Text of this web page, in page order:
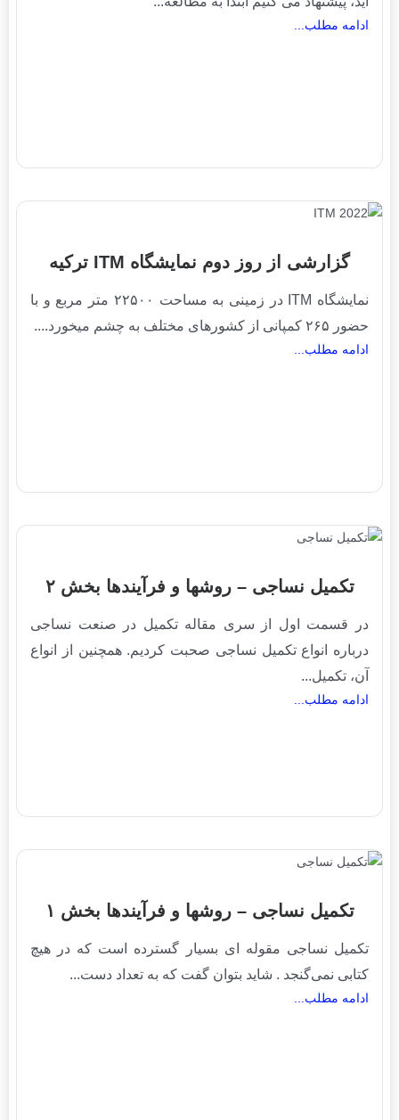
ادامه مطلب...
گزارشی از روز دوم نمایشگاه ITM ترکیه
نمایشگاه ITM در زمینی به مساحت ۲۲۵۰۰ متر مربع و با
حضور ۲۶۵ کمپانی از کشورهای مختلف به چشم میخورد....
ادامه مطلب...
تکمیل نساجی – روشها و فرآیندها بخش ۲
در قسمت اول از سری مقاله تکمیل در صنعت نساجی
درباره انواع تکمیل نساجی صحبت کردیم. همچنین از انواع
آن، تکمیل...
ادامه مطلب...
تکمیل نساجی – روشها و فرآیندها بخش ۱
تکمیل نساجی مقوله ای بسیار گسترده است که در هیچ
کتابی نمی‌گنجد . شاید بتوان گفت که به تعداد دست...
ادامه مطلب...